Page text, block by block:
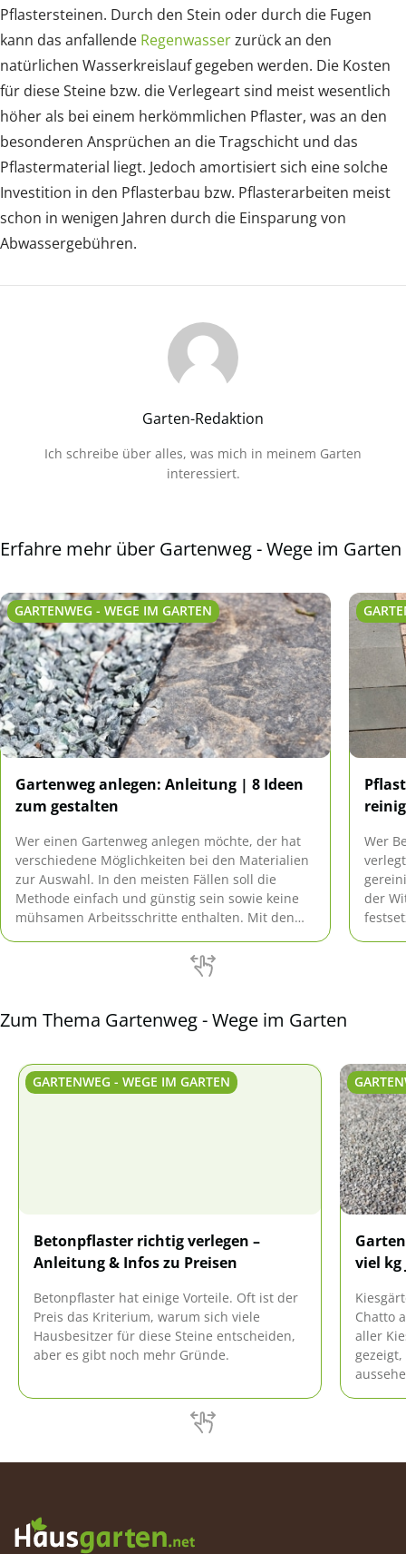
Pflastersteinen. Durch den Stein oder durch die Fugen
kann das anfallende Regenwasserzurück an den
natürlichen Wasserkreislauf gegeben werden. Die Kosten
für diese Steine bzw. die Verlegeart sind meist wesentlich
höher als bei einem herkömmlichen Pflaster, was an den
besonderen Ansprüchen an die Tragschicht und das
Pflastermaterial liegt. Jedoch amortisiert sich eine solche
Investition in den Pflasterbau bzw. Pflasterarbeiten meist
schon in wenigen Jahren durch die Einsparung von
Abwassergebühren.
Garten-Redaktion
Ich schreibe über alles, was mich in meinem Garten
interessiert.
Erfahre mehr über Gartenweg - Wege im Garten
GARTENWEG - WEGE IM GARTEN
Gartenweg anlegen: Anleitung | 8 Ideen
zum gestalten
Wer einen Gartenweg anlegen möchte, der hat
verschiedene Möglichkeiten bei den Materialien
zur Auswahl. In den meisten Fällen soll die
Methode einfach und günstig sein sowie keine
mühsamen Arbeitsschritte enthalten. Mit den
ein Netz an Wegen ausbauen.
Wer
der
Zum Thema Gartenweg - Wege im Garten
GARTENWEG - WEGE IM GARTEN
Betonpflaster richtig verlegen –
Anleitung & Infos zu Preisen
Betonpflaster hat einige Vorteile. Oft ist der
Preis das Kriterium, warum sich viele
Hausbesitzer für diese Steine entscheiden,
aber es gibt noch mehr Gründe.
viel kg
Chatto
aller